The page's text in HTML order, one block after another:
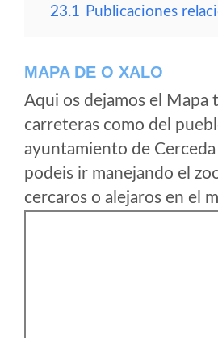
23.1 Publicaciones
MAPA DE O XALO
Aqui os dejamos el Mapa
carreteras como del
ayuntamiento de Cerceda
podeis ir manejando el
cercaros o alejaros en el